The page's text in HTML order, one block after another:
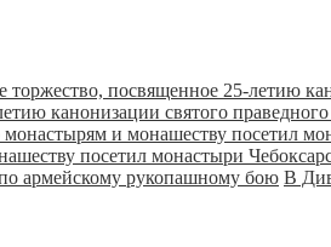
канонизации святого
посетил монастыри
В